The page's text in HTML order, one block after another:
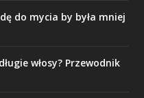
do mycia by była mniej
włosy? Przewodnik